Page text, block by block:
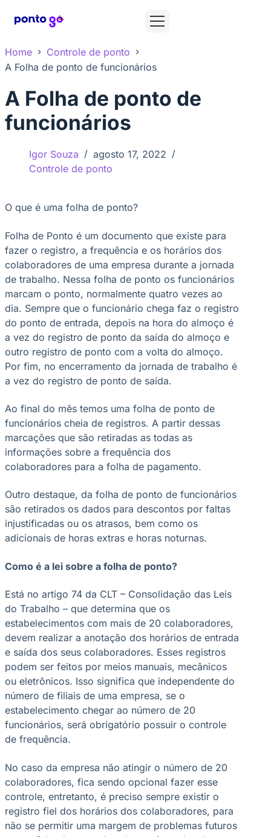
Home
Controle de ponto
A Folha de ponto de funcionários
A Folha de ponto de
funcionários
Igor Souza
agosto 17, 2022
Controle de ponto
O que é uma folha de ponto?
Folha de Ponto é um documento que existe para
fazer o registro, a frequência e os horários dos
colaboradores de uma empresa durante a jornada
de trabalho. Nessa folha de ponto os funcionários
marcam o ponto, normalmente quatro vezes ao
dia. Sempre que o funcionário chega faz o registro
do ponto de entrada, depois na hora do almoço é
a vez do registro de ponto da saída do almoço e
outro registro de ponto com a volta do almoço.
Por fim, no encerramento da jornada de trabalho é
a vez do registro de ponto de saída.
Ao final do mês temos uma folha de ponto de
funcionários cheia de registros. A partir dessas
marcações que são retiradas as todas as
informações sobre a frequência dos
colaboradores para a folha de pagamento.
Outro destaque, da folha de ponto de funcionários
são retirados os dados para descontos por faltas
injustificadas ou os atrasos, bem como os
adicionais de horas extras e horas noturnas.
Como é a lei sobre a folha de ponto?
Está no artigo 74 da CLT – Consolidação das Leis
do Trabalho – que determina que os
estabelecimentos com mais de 20 colaboradores,
devem realizar a anotação dos horários de entrada
e saída dos seus colaboradores. Esses registros
podem ser feitos por meios manuais, mecânicos
ou eletrônicos. Isso significa que independente do
número de filiais de uma empresa, se o
estabelecimento chegar ao número de 20
funcionários, será obrigatório possuir o controle
de frequência.
No caso da empresa não atingir o número de 20
colaboradores, fica sendo opcional fazer esse
controle, entretanto, é preciso sempre existir o
registro fiel dos horários dos colaboradores, para
não se permitir uma margem de problemas futuros